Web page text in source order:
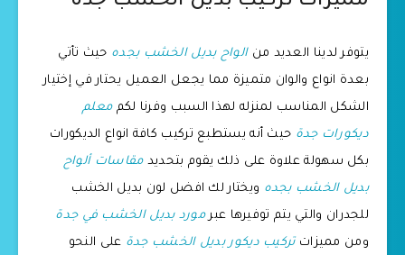
يتوفر لدينا العديد منالواح بديل الخشب بجده حيث تأتي
بعدة انواع والوان متميزة مما يجعل العميل يحتار في إختيار
الشكل المناسب لمنزله لهذا السبب وفرنا لكممعلم
ديكورات جدة حيث أنه يستطبع تركيب كافة انواع الديكورات
بكل سهولة علاوة على ذلك يقوم بتحديدمقاسات ألواح
بديل الخشب بجده ويختار لك افضل لون بديل الخشب
للجدران والتي يتم توفيرها عبرمورد بديل الخشب في جدة
ومن مميزاتتركيب ديكور بديل الخشب جدة على النحو